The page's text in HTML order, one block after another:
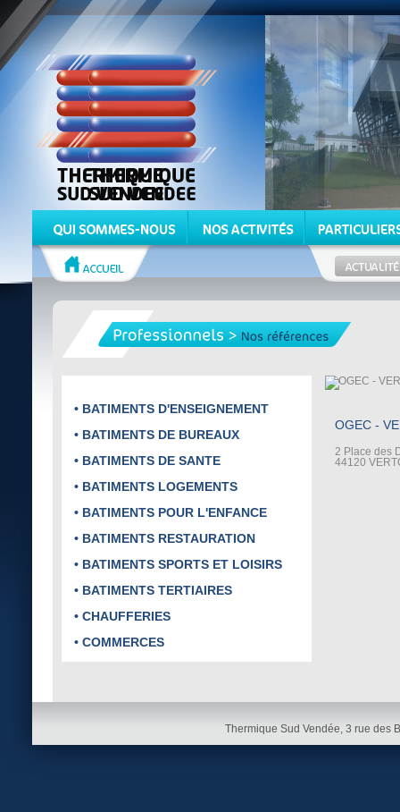
• BATIMENTS D'ENSEIGNEMENT
• BATIMENTS DE BUREAUX
• BATIMENTS DE SANTE
• BATIMENTS LOGEMENTS
• BATIMENTS POUR L'ENFANCE
• BATIMENTS RESTAURATION
• BATIMENTS SPORTS ET LOISIRS
• BATIMENTS TERTIAIRES
• CHAUFFERIES
• COMMERCES
OGEC -
2 Place des
44120
Thermique Sud Vendée, 3 rue des